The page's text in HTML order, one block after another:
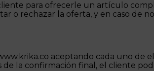
para ofrecerle un artículo
o rechazar la oferta, y en caso de
aceptando cada uno de
la confirmación final, el cliente